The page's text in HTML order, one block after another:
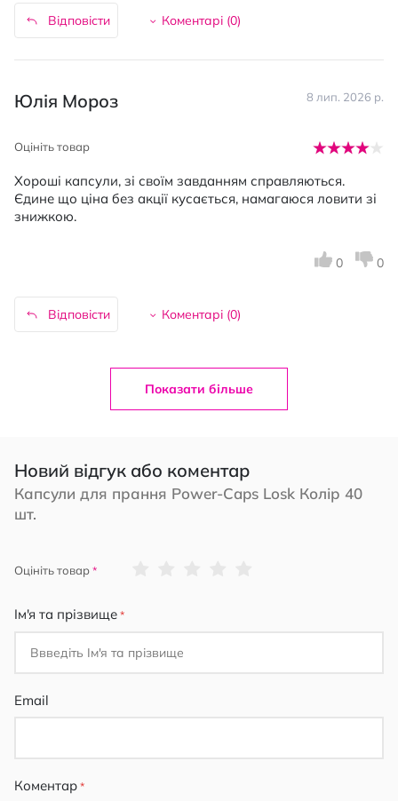
Відповісти Коментарі (0)
Юлія Мороз 8 лип. 2026 р.
Оцініть товар
Хороші капсули, зі своїм завданням справляються.
Єдине що ціна без акції кусається, намагаюся ловити зі
знижкою.
Відповісти Коментарі (0)
0 0
Показати більше
Новий відгук або коментар
Капсули для прання Power-Caps Losk Колір 40
шт.
Оцініть товар
Ім'я та прізвище
Email
Коментар